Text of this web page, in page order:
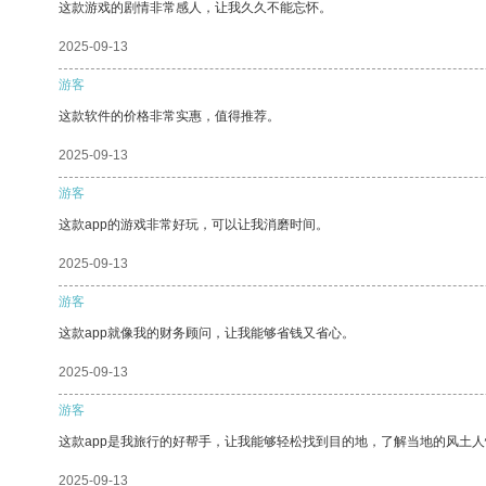
这款游戏的剧情非常感人，让我久久不能忘怀。
2025-09-13
游客
这款软件的价格非常实惠，值得推荐。
2025-09-13
游客
这款app的游戏非常好玩，可以让我消磨时间。
2025-09-13
游客
这款app就像我的财务顾问，让我能够省钱又省心。
2025-09-13
游客
这款app是我旅行的好帮手，让我能够轻松找到目的地，了解当地的风土
2025-09-13